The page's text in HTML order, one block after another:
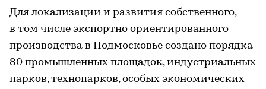
Для локализации и развития собственного,
в том числе экспортно ориентированного
производства в Подмосковье создано порядка
80 промышленных площадок, индустриальных
парков, технопарков, особых экономических